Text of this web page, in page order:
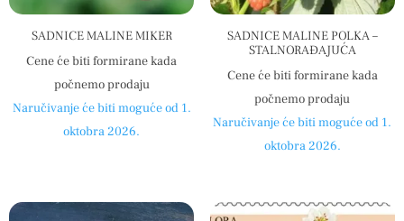
SADNICE MALINE MIKER
Cene će biti formirane kada
počnemo prodaju
Naručivanje će biti moguće od 1.
oktobra 2026.
SADNICE MALINE POLKA –
STALNORAĐAJUĆA
Cene će biti formirane kada
počnemo prodaju
Naručivanje će biti moguće od 1.
oktobra 2026.